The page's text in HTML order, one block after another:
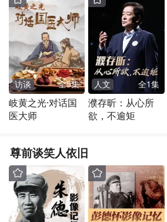
访谈 全5集
岐黄之光·对话国
医大师
人文 全1集
濮存昕：从心所
欲，不逾矩
尊前谈笑人依旧